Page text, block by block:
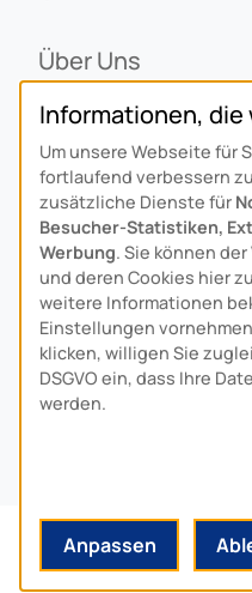
Über Uns
Alois Schiffmann
Allgemeine
Arcus
KONTAKT
Anfahrt
Kontaktformular
Kundenservice
Download-Center
© 2024 MADE
Informationen, die
Um unsere Webseite für
fortlaufend verbessern
zusätzliche Dienste für
Besucher-Statistiken,
Werbung. Sie können
und deren Cookies hier
weitere Informationen
Einstellungen
klicken, willigen Sie
DSGVO ein, dass Ihre
werden.
Anpassen